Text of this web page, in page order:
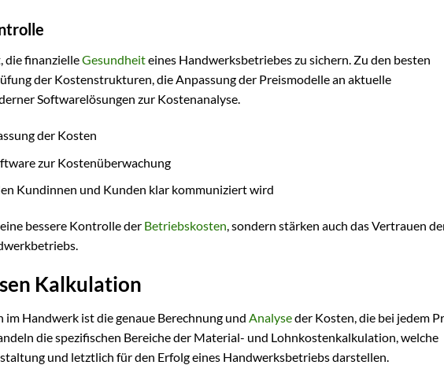
die finanzielleGesundheiteines Handwerksbetriebes zu sichern. Zu den besten
der Kostenstrukturen, die Anpassung der Preismodelle an aktuelle
Softwarelösungen zur Kostenanalyse.
der Kosten
zur Kostenüberwachung
Kundinnen und Kunden klar kommuniziert wird
bessere Kontrolle der Betriebskosten, sondern stärken auch das Vertrauen
Kalkulation
Handwerk ist die genaue Berechnung und Analyseder Kosten, die bei jedem
die spezifischen Bereiche der Material- und Lohnkostenkalkulation, welche
und letztlich für den Erfolg eines Handwerksbetriebs darstellen.